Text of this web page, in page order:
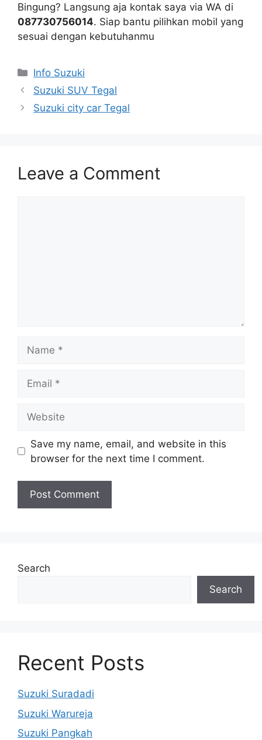
Bingung? Langsung aja kontak saya via WA di
087730756014. Siap bantu pilihkan mobil yang
sesuai dengan kebutuhanmu
Info Suzuki
Suzuki SUV Tegal
Suzuki city car Tegal
Leave a Comment
Save my name, email, and website in this
browser for the next time I comment.
Search
Search
Recent Posts
Suzuki Suradadi
Suzuki Warureja
Suzuki Pangkah